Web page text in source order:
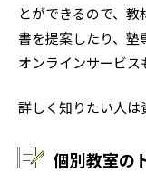
とができるので、
書を提案したり、塾
オンラインサービス
詳しく知りたい人は
個別教室の